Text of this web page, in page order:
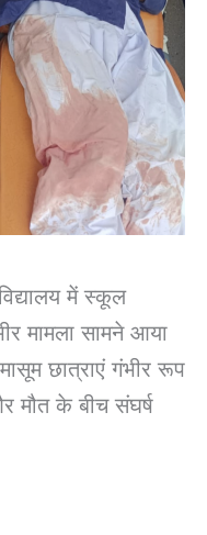
में स्कूल
मामला सामने आया
छात्राएं गंभीर रूप
मौत के बीच संघर्ष